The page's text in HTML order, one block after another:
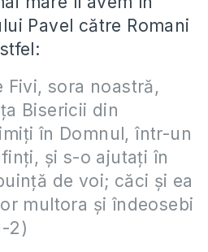
Pavel către Romani
Fivi, sora noastră,
Bisericii din
în Domnul, într-un
şi s-o ajutaţi în
de voi; căci şi ea
multora şi îndeosebi
2)